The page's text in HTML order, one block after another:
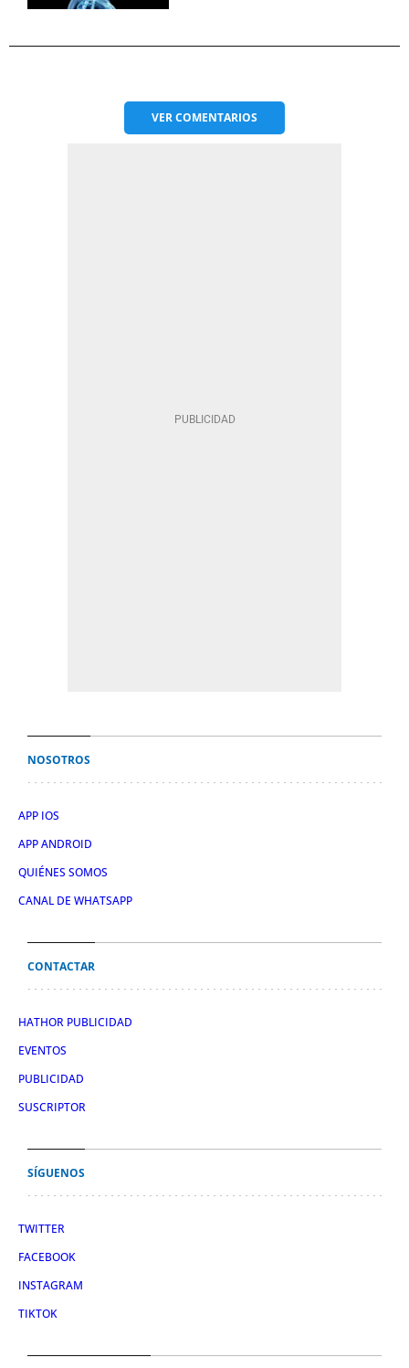
VERCOMENTARIOS
NOSOTROS
APP IOS
APP ANDROID
QUIÉNES SOMOS
CANAL DE WHATSAPP
CONTACTAR
HATHOR PUBLICIDAD
EVENTOS
PUBLICIDAD
SUSCRIPTOR
SÍGUENOS
TWITTER
FACEBOOK
INSTAGRAM
TIKTOK